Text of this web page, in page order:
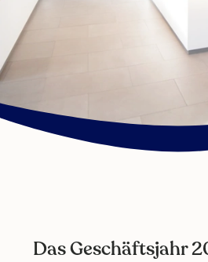
Das Geschäftsjahr